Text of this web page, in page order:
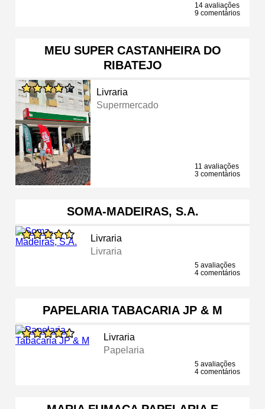
14 avaliações
9 comentários
MEU SUPER CASTANHEIRA DO
RIBATEJO
Livraria
Supermercado
11 avaliações
3 comentários
SOMA-MADEIRAS, S.A.
Livraria
Livraria
5 avaliações
4 comentários
PAPELARIA TABACARIA JP & M
Livraria
Papelaria
5 avaliações
4 comentários